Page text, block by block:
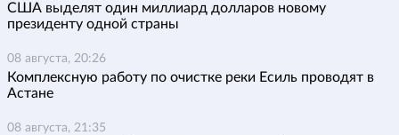
США выделят один миллиард долларов новому
президенту одной страны
08 августа, 20:26
Комплексную работу по очистке реки Есиль проводят в
Астане
08 августа, 21:35